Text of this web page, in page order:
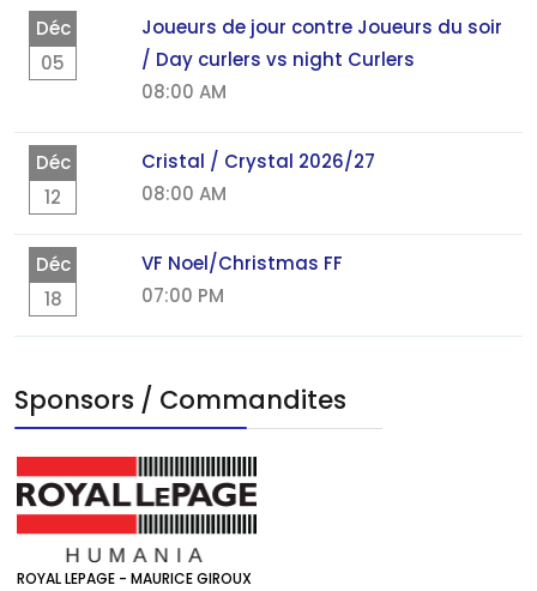
Déc
05
Joueurs de jour contre Joueurs du soir
/ Day curlers vs night Curlers
08:00 AM
Déc
12
Cristal / Crystal 2026/27
08:00 AM
Déc
18
VF Noel/Christmas FF
07:00 PM
Sponsors / Commandites
ROYAL LEPAGE - MAURICE GIROUX